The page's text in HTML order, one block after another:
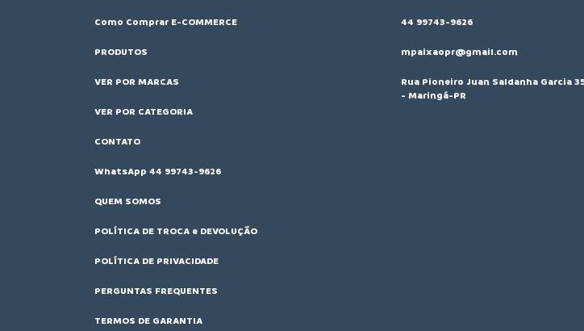
Como Comprar E-COMMERCE
PRODUTOS
VER POR MARCAS
VER POR CATEGORIA
CONTATO
WhatsApp 44 99743-9626
QUEM SOMOS
POLÍTICA DE TROCA e DEVOLUÇÃO
POLÍTICA DE PRIVACIDADE
PERGUNTAS FREQUENTES
TERMOS DE GARANTIA
44 99743-9626
mpaixaopr@gmail.com
Rua Pioneiro Juan Saldanha Garcia
- Maringá-PR